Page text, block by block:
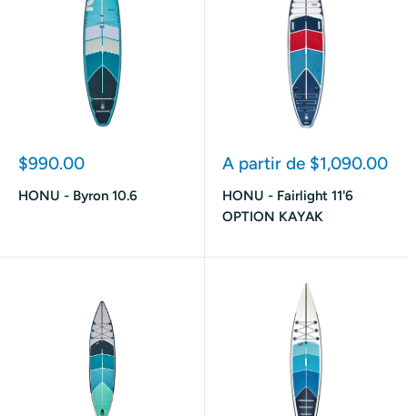
Prix
$990.00
HONU - Byron 10.6
Prix
réduit
A partir de $1,090.00
HONU - Fairlight 11'6
OPTION KAYAK